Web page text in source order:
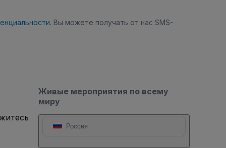
. Вы можете получать от нас SMS-
Живые мероприятия по всему
миру
Россия